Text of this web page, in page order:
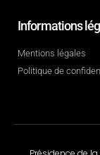
Informations
Mentions légales
Politique de